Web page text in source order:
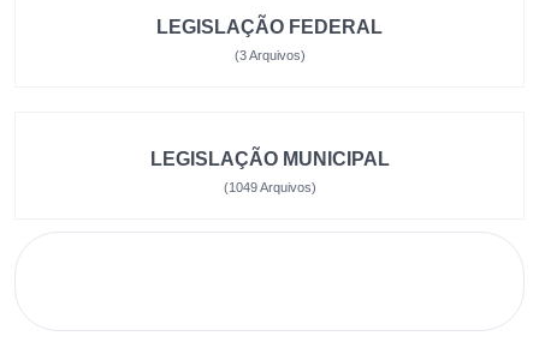
LEGISLAÇÃO FEDERAL
(3 Arquivos)
LEGISLAÇÃO MUNICIPAL
(1049 Arquivos)